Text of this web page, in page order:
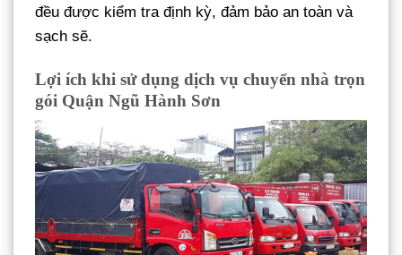
đều được kiểm tra định kỳ, đảm bảo an toàn và
sạch sẽ.
Lợi ích khi sử dụng dịch vụ chuyển nhà trọn
gói Quận Ngũ Hành Sơn